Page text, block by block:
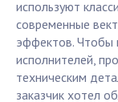
используют
современные
эффектов. Чтобы
исполнителей,
техническим
заказчик хотел